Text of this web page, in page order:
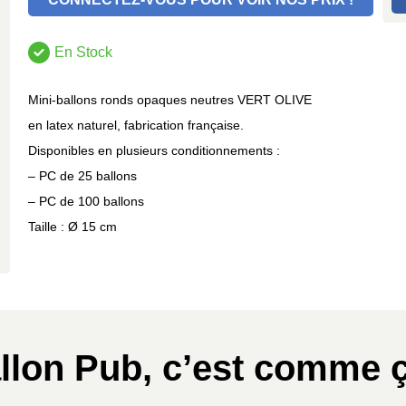
En Stock
Mini-ballons ronds opaques neutres VERT OLIVE
en latex naturel, fabrication française.
Disponibles en plusieurs conditionnements :
– PC de 25 ballons
– PC de 100 ballons
Taille : Ø 15 cm
Pub, c’est comme